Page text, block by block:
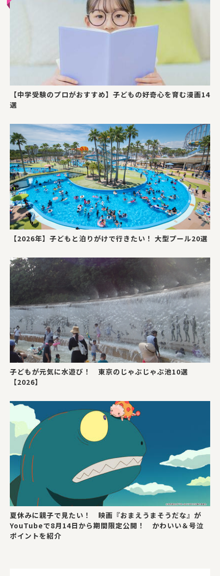
【中学受験のプロがおすすめ】子どもの好奇心を育む漫画14
選
【2026年】子どもと泊りがけで行きたい！ 大型プール20選
子どもが元気に水遊び！ 東京のじゃぶじゃぶ池10選
【2026】
夏休みに親子で見たい！ 映画『おまえうまそうだな』が
YouTubeで8月14日から期間限定公開！ かわいい＆号泣
ポイントを紹介